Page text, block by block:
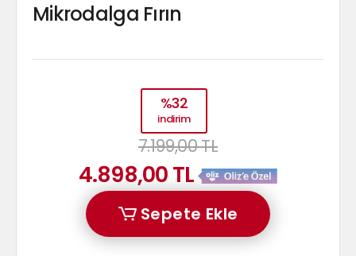
Mikrodalga Fırın
%32
indirim
7.199,00 TL
4.898,00 TL
Sepete Ekle